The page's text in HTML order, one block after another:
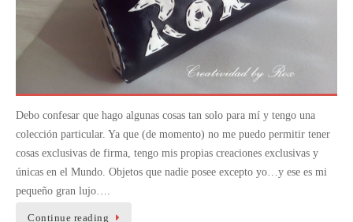
Debo confesar que hago algunas cosas tan solo para mí y tengo una
colección particular. Ya que (de momento) no me puedo permitir tener
cosas exclusivas de firma, tengo mis propias creaciones exclusivas y
únicas en el Mundo. Objetos que nadie posee excepto yo…y ese es mi
pequeño gran lujo….
Continue reading